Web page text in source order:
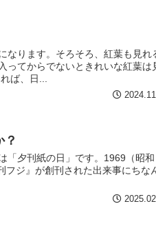
なります。そろそろ、紅葉も見れ
ってからでないときれいな紅葉は
ば、日...
「夕刊紙の日」です。1969（昭和
フジ』が創刊された出来事にちな